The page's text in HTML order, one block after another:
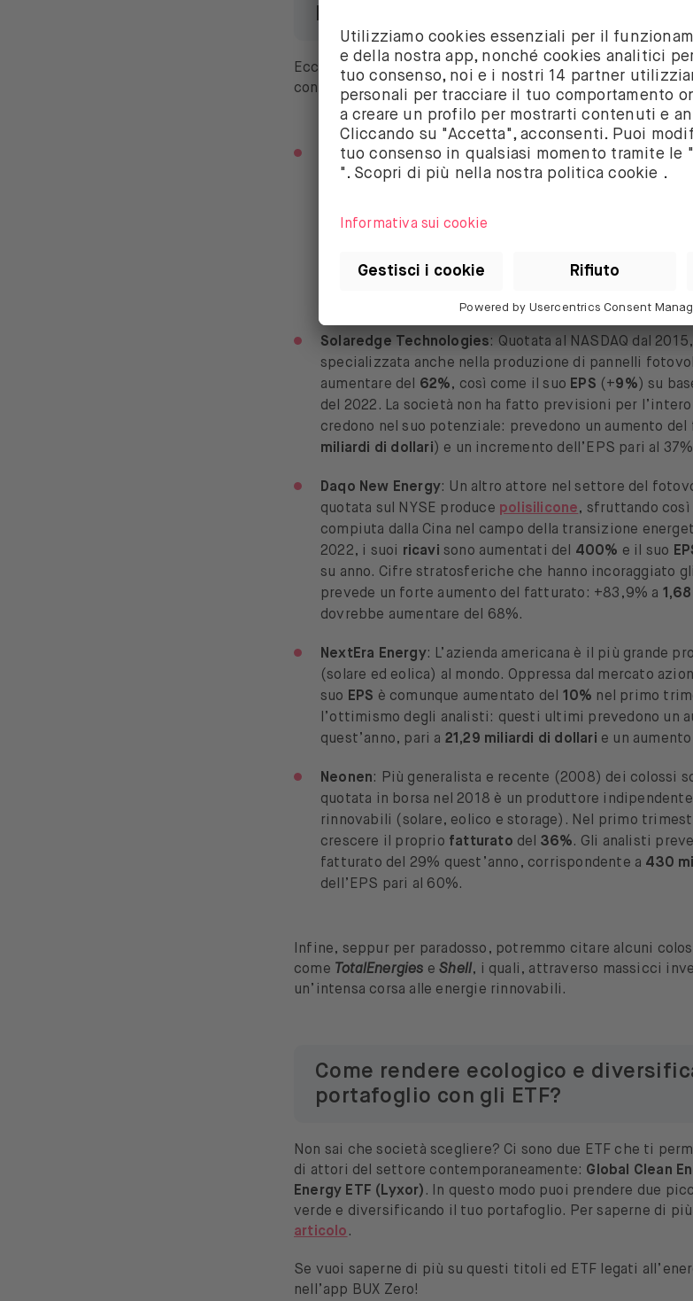
Ecco un elenco non esaustivo di aziende del settore ad
con BUX Zero:
Canadian Solar: Sebbene sia stata scossa in borsa nel
del prezzo del 23%, l’azienda canadese specializzata
47%e i suoiutili per azione
importo in linea con le previsioni degli analisti
un EPS che dovrebbe aumentare del 60%.
Solaredge Technologies: Quotata al NASDAQ dal
specializzata anche nella produzione di pannelli
aumentare del 62%, così come il suo EPS (+9% ) su
del 2022. La società non ha fatto previsioni per
credono nel suo potenziale: prevedono un aumento
miliardi di dollari ) e un incremento dell’EPS pari al
Daqo New Energy: Un altro attore nel settore del
quotata sul NYSE produce polisilicone, sfruttando così
compiuta dalla Cina nel campo della transizione
2022, i suoi ricavisono aumentati del 400% e il suo
su anno. Cifre stratosferiche che hanno incoraggiato
prevede un forte aumento del fatturato: +83,9% a
dovrebbe aumentare del 68%.
NextEra Energy: L’azienda americana è il più grande
(solare ed eolica) al mondo. Oppressa dal mercato
suo EPS è comunque aumentato del 10% nel primo
l’ottimismo degli analisti: questi ultimi prevedono un
quest’anno, pari a 21,29 miliardi di dollari e un
Neonen: Più generalista e recente (2008) dei colossi
quotata in borsa nel 2018 è un produttore
rinnovabili (solare, eolico e storage). Nel primo
crescere il proprio fatturato del 36%. Gli analisti
fatturato del 29% quest’anno, corrispondente a 430
dell’EPS pari al 60%.
Infine, seppur per paradosso, potremmo citare alcuni
come TotalEnergies eShell, i quali, attraverso massicci
un’intensa corsa alle energie rinnovabili.
Come rendere ecologico e
portafoglio con gli ETF?
Non sai che società scegliere? Ci sono due ETF che ti
di attori del settore contemporaneamente: Global Clean
Energy ETF (Lyxor) . In questo modo puoi prendere due
verde e diversificando il tuo portafoglio. Per saperne di
articolo .
Se vuoi saperne di più su questi titoli ed ETF legati
nell’app BUX Zero!